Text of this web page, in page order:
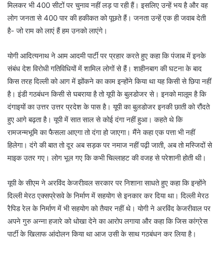
मिलकर भी 400 सीटों पर चुनाव नहीं लड़ पा रही हैं। इसलिए उन्हें भय है और वह
लोग जनता से 400 पार की हकीकत को पूछते हैं। जनता उन्हें एक ही जवाब देती
है- जो राम को लाएं हैं हम उनको लाएंगे।
योगी आदित्यनाथ ने आम आदमी पार्टी पर प्रहार करते हुए कहा कि पंजाब में इनके
संबंध देश विरोधी गतिविधियों में शामिल लोगों से हैं। शाहीनबाग की घटना के बाद
किस तरह दिल्ली को आग में झोंकने का काम इन्होंने किया था यह किसी से छिपा नहीं
है। इंडी गठबंधन किसी से घबराया है तो यूपी के बुलडोजर से। इनको मालूम है कि
दंगाइयों का उत्तर उत्तर प्रदेश के पास है। यूपी का बुलडोजर इनकी छाती को रौंदते
हुए आगे बढ़ता है। यूपी में सात साल से कोई दंगा नहीं हुआ। कहते थे कि
रामजन्मभूमि का फैसला आएगा तो दंगा हो जाएगा। मैंने कहा एक पत्ता भी नहीं
हिलेगा। दंगे की बात तो दूर अब सड़क पर नमाज नहीं पढ़ी जाती, अब तो मस्जिदों से
माइक उतर गए। लोग भूल गए कि कभी चिल्लाहट की वजह से परेशानी होती थी।
यूपी के सीएम ने अरविंद केजरीावल सरकार पर निशाना साधते हुए कहा कि इन्होंने
दिल्ली मेरठ एक्सप्रेसवे के निर्माण में सहयोग से इनकार कर दिया था। दिल्ली मेरठ
रैपिड रेल के निर्माण में भी सहयोग को तैयार नहीं थे। योगी ने अरविंद केजरीवाल पर
अपने गुरु अन्ना हजारे को धोखा देने का आरोप लगाया और कहा कि जिस कांग्रेस
पार्टी के खिलाफ आंदोलन किया था आज उसी के साथ गठबंधन कर लिया है।